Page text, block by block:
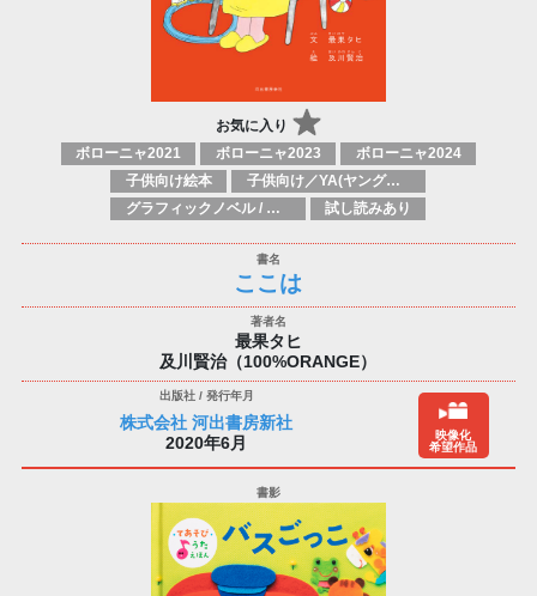
お気に入り
ボローニャ2021 ボローニャ2023
ボローニャ2024
子供向け絵本
子供向け／YA(ヤングアダルト)向け一般：芸術&芸術家
グラフィックノベル / コミックブック / 漫画：スタイル / 伝統
試し読みあり
ここは
最果タヒ
及川賢治（100%ORANGE）
株式会社 河出書房新社
2020年6月
映像化
希望作品